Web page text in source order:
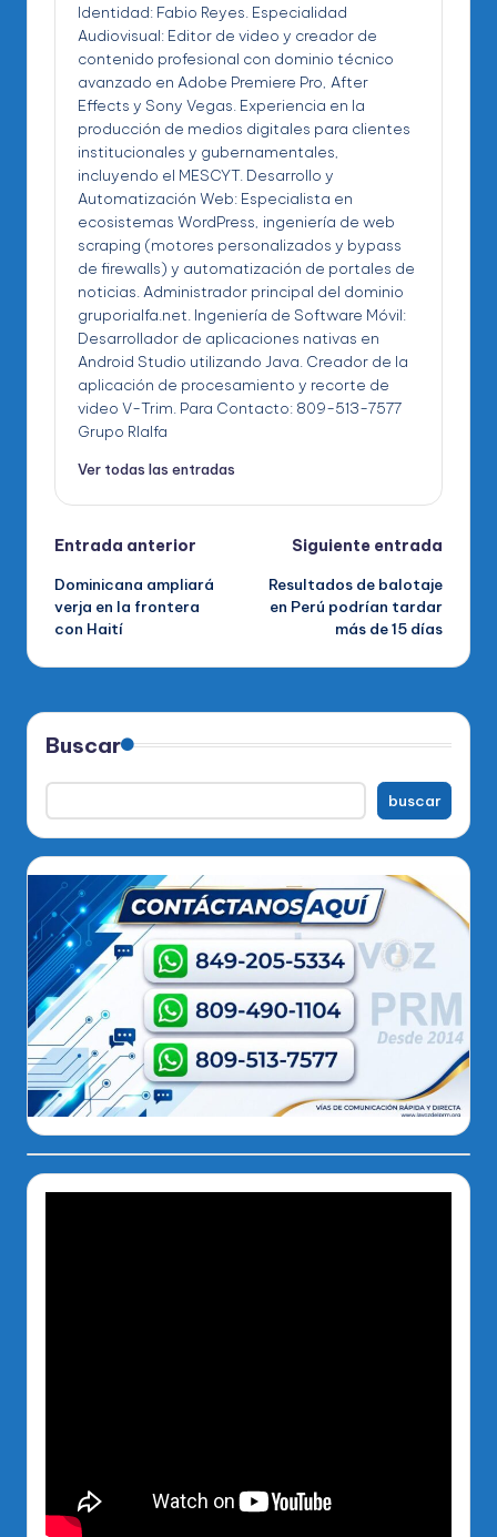
Identidad: Fabio Reyes. Especialidad
Audiovisual: Editor de video y creador de
contenido profesional con dominio técnico
avanzado en Adobe Premiere Pro, After
Effects y Sony Vegas. Experiencia en la
producción de medios digitales para clientes
institucionales y gubernamentales,
incluyendo el MESCYT. Desarrollo y
Automatización Web: Especialista en
ecosistemas WordPress, ingeniería de web
scraping (motores personalizados y bypass
de firewalls) y automatización de portales de
noticias. Administrador principal del dominio
gruporialfa.net. Ingeniería de Software Móvil:
Desarrollador de aplicaciones nativas en
Android Studio utilizando Java. Creador de la
aplicación de procesamiento y recorte de
video V-Trim. Para Contacto: 809-513-7577
Grupo RIalfa
Ver todas las entradas
Navegación
de
entradas
Entrada anterior
Dominicana ampliará
verja en la frontera
con Haití
Siguiente entrada
Resultados de balotaje
en Perú podrían tardar
más de 15 días
Buscar
buscar